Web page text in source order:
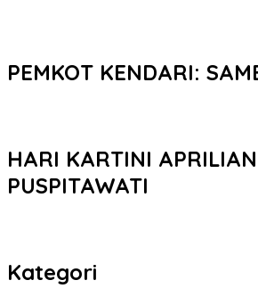
PEMKOT KENDARI:
HARI KARTINI
PUSPITAWATI
Kategori